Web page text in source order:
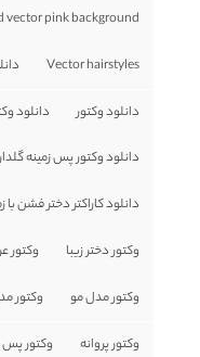
vector pink background
Vector hairstyles
دانلود وکتور دانلود
دانلود وکتور پس زمینه گلدار
دانلود کاراکتر دختر فشن با
وکتور دختر زیبا وکتور
وکتور مدل مو وکتور
وکتور پروانه وکتور پس